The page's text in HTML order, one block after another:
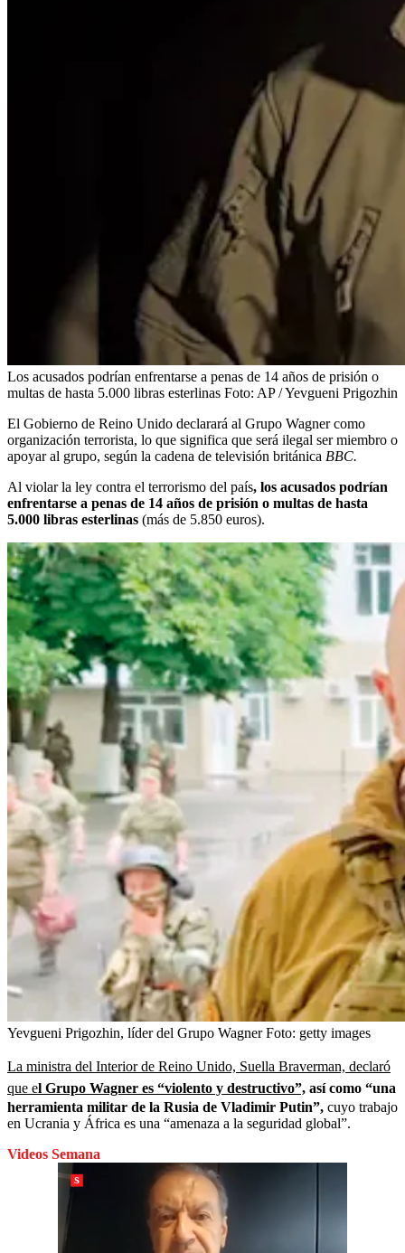
Los acusados podrían enfrentarse a penas de 14 años de prisión o
multas de hasta 5.000 libras esterlinas Foto: AP / Yevgueni Prigozhin
El Gobierno de Reino Unido declarará al Grupo Wagner como
organización terrorista, lo que significa que será ilegal ser miembro o
apoyar al grupo, según la cadena de televisión británica BBC.
Al violar la ley contra el terrorismo del país, los acusados podrían
enfrentarse a penas de 14 años de prisión o multas de hasta
5.000 libras esterlinas (más de 5.850 euros).
Yevgueni Prigozhin, líder del Grupo WagnerFoto: getty images
La ministra del Interior de Reino Unido, Suella Braverman, declaró
que el Grupo Wagner es “violento y destructivo”, así como “una
herramienta militar de la Rusia de Vladimir Putin”, cuyo trabajo
en Ucrania y África es una “amenaza a la seguridad global”.
Videos Semana